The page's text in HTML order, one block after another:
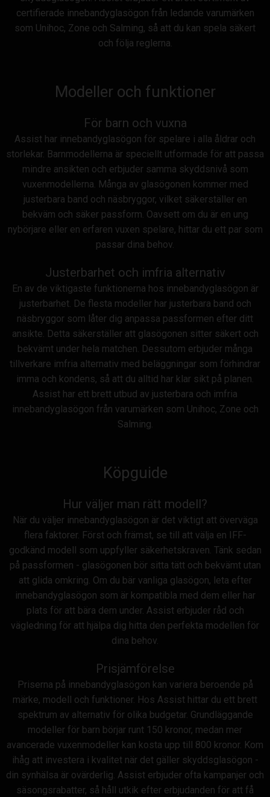
certifierade innebandyglasögon från ledande varumärken
som Unihoc, Zone och Salming, så att du kan spela säkert
och följa reglerna.
Modeller och funktioner
För barn och vuxna
Assist har innebandyglasögon för spelare i alla åldrar och
storlekar. Barnmodellerna är speciellt utformade för att passa
mindre ansikten och erbjuder samma skyddsnivå som
vuxenmodellerna. Många av glasögonen kommer med
justerbara band och näsbryggor, vilket säkerställer en
bekväm och säker passform. Oavsett om du är en ung
nybörjare eller en erfaren vuxen spelare, hittar du ett par som
passar dina behov.
Justerbarhet och imfria alternativ
En av de viktigaste funktionerna hos innebandyglasögon är
justerbarhet. De flesta modeller har justerbara band och
näsbryggor som låter dig anpassa passformen efter ditt
ansikte. Detta säkerställer att glasögonen sitter säkert och
bekvämt under hela matchen. Dessutom erbjuder många
tillverkare imfria alternativ med beläggningar som förhindrar
imma och kondens, så att du alltid har klar sikt på planen.
Assist har ett brett utbud av justerbara och imfria
innebandyglasögon från varumärken som Unihoc, Zone och
Salming.
Köpguide
Hur väljer man rätt modell?
När du väljer innebandyglasögon är det viktigt att överväga
flera faktorer. Först och främst, se till att välja en IFF-
godkänd modell som uppfyller säkerhetskraven. Tänk sedan
på passformen - glasögonen bör sitta tätt och bekvämt utan
att glida omkring. Om du bär vanliga glasögon, leta efter
innebandyglasögon som är kompatibla med dem eller har
plats för att bära dem under. Assist erbjuder råd och
vägledning för att hjälpa dig hitta den perfekta modellen för
dina behov.
Prisjämförelse
Priserna på innebandyglasögon kan variera beroende på
märke, modell och funktioner. Hos Assist hittar du ett brett
spektrum av alternativ för olika budgetar. Grundläggande
modeller för barn börjar runt 150 kronor, medan mer
avancerade vuxenmodeller kan kosta upp till 800 kronor. Kom
ihåg att investera i kvalitet när det gäller skyddsglasögon -
din synhälsa är ovärderlig. Assist erbjuder ofta kampanjer och
säsongsrabatter, så håll utkik efter erbjudanden för att få